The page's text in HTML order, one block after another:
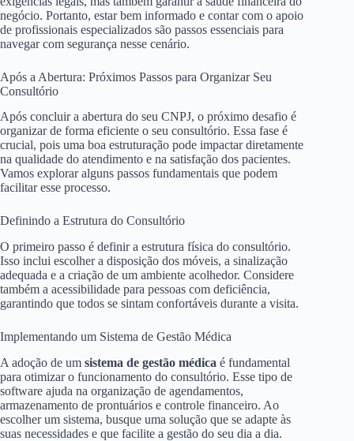
negócio. Portanto, estar bem informado e contar com o apoio
de profissionais especializados são passos essenciais para
navegar com segurança nesse cenário.
Após a Abertura: Próximos Passos para Organizar Seu
Consultório
Após concluir a abertura do seu CNPJ, o próximo desafio é
organizar de forma eficiente o seu consultório. Essa fase é
crucial, pois uma boa estruturação pode impactar diretamente
na qualidade do atendimento e na satisfação dos pacientes.
Vamos explorar alguns passos fundamentais que podem
facilitar esse processo.
Definindo a Estrutura do Consultório
O primeiro passo é definir a estrutura física do consultório.
Isso inclui escolher a disposição dos móveis, a sinalização
adequada e a criação de um ambiente acolhedor. Considere
também a acessibilidade para pessoas com deficiência,
garantindo que todos se sintam confortáveis durante a visita.
Implementando um Sistema de Gestão Médica
A adoção de um sistema de gestão médica é fundamental
para otimizar o funcionamento do consultório. Esse tipo de
software ajuda na organização de agendamentos,
armazenamento de prontuários e controle financeiro. Ao
escolher um sistema, busque uma solução que se adapte às
suas necessidades e que facilite a gestão do seu dia a dia.